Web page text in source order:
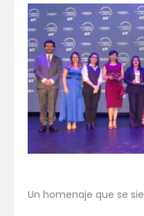
Un homenaje que se